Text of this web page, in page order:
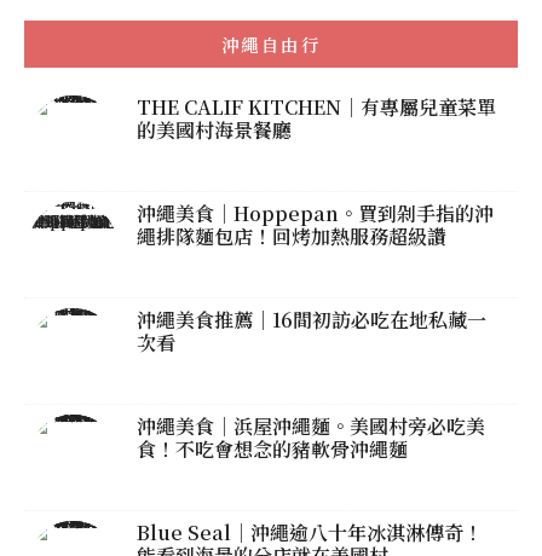
沖繩自由行
THE CALIF KITCHEN｜有專屬兒童菜單
的美國村海景餐廳
沖繩美食｜Hoppepan。買到剁手指的沖
繩排隊麵包店！回烤加熱服務超級讚
沖繩美食推薦｜16間初訪必吃在地私藏一
次看
沖繩美食｜浜屋沖繩麵。美國村旁必吃美
食！不吃會想念的豬軟骨沖繩麵
Blue Seal｜沖繩逾八十年冰淇淋傳奇！